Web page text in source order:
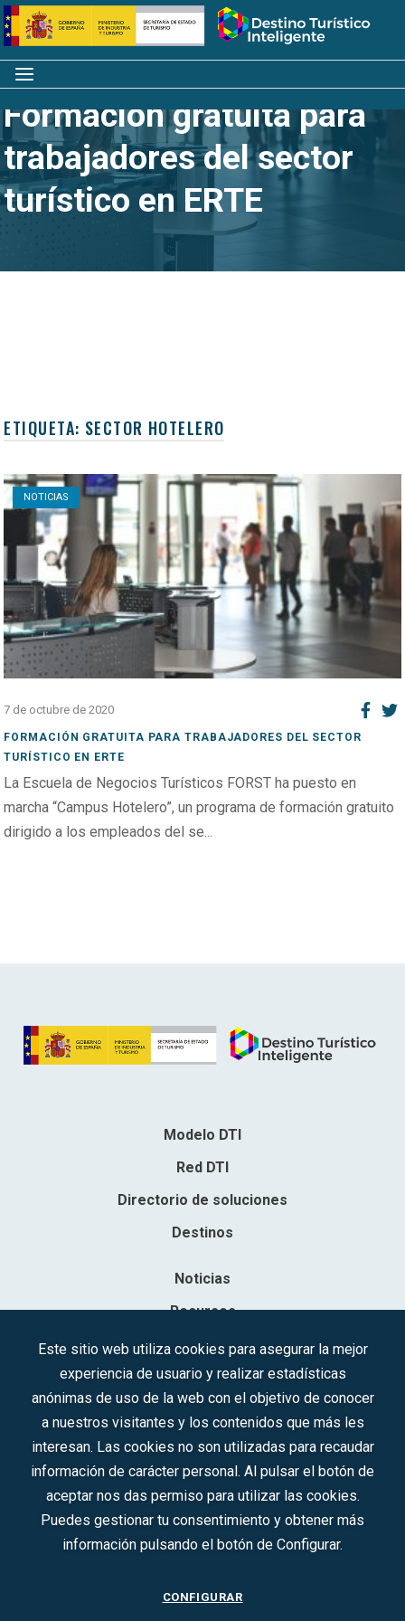
Saltar
al
contenido
Inicio
Menú
Formación gratuita para
trabajadores del sector
turístico en ERTE
ETIQUETA: SECTOR HOTELERO
NOTICIAS
Open post
7 de octubre de 2020
FORMACIÓN GRATUITA PARA TRABAJADORES DEL SECTOR
TURÍSTICO EN ERTE
La Escuela de Negocios Turísticos FORST ha puesto en
marcha “Campus Hotelero”, un programa de formación gratuito
dirigido a los empleados del se...
Modelo DTI
Red DTI
Directorio de soluciones
Destinos
Noticias
Recursos
Contacto
Sociedad Mercantil Estatal para la Gestión de la Innovación y las
Síguenos en redes sociales:
CONTACTO
Este sitio web utiliza cookies para asegurar la mejor
experiencia de usuario y realizar estadísticas
anónimas de uso de la web con el objetivo de conocer
a nuestros visitantes y los contenidos que más les
interesan. Las cookies no son utilizadas para recaudar
información de carácter personal. Al pulsar el botón de
aceptar nos das permiso para utilizar las cookies.
Puedes gestionar tu consentimiento y obtener más
información pulsando el botón de Configurar.
CONFIGURAR